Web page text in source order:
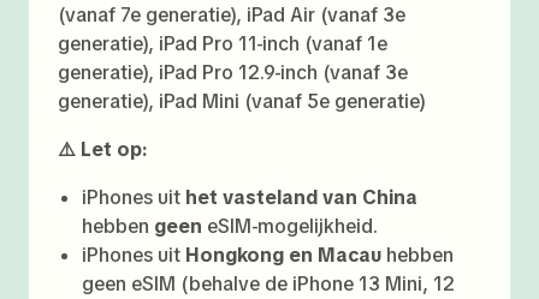
(vanaf 7e generatie), iPad Air (vanaf 3e
generatie), iPad Pro 11-inch (vanaf 1e
generatie), iPad Pro 12.9-inch (vanaf 3e
generatie), iPad Mini (vanaf 5e generatie)
⚠️ Let op:
iPhones uit het vasteland van China
hebben geen eSIM-mogelijkheid.
iPhones uit Hongkong en Macau hebben
geen eSIM (behalve de iPhone 13 Mini, 12